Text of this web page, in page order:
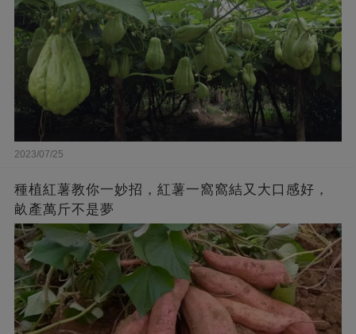
2023/07/25
種植紅薯教你一妙招，紅薯一窩窩結又大口感好，
畝產萬斤不是夢